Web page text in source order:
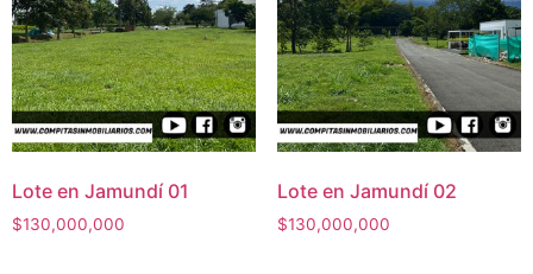
Lote en Jamundí 01
$130,000,000
Lote en Jamundí 02
$130,000,000